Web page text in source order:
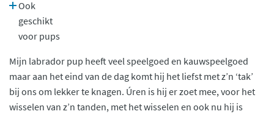
Ook
geschikt
voor pups
Mijn labrador pup heeft veel speelgoed en kauwspeelgoed
maar aan het eind van de dag komt hij het liefst met z’n ‘tak’
bij ons om lekker te knagen. Úren is hij er zoet mee, voor het
wisselen van z’n tanden, met het wisselen en ook nu hij is